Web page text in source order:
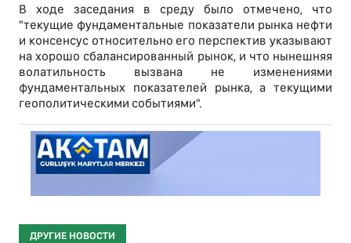
В ходе заседания в среду было отмечено, что
"текущие фундаментальные показатели рынка нефти
и консенсус относительно его перспектив указывают
на хорошо сбалансированный рынок, и что нынешняя
волатильность вызвана не изменениями
фундаментальных показателей рынка, а текущими
геополитическими событиями".
ДРУГИЕ НОВОСТИ